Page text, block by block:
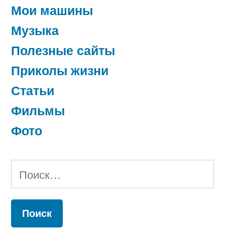
Мои машины
Музыка
Полезные сайты
Приколы жизни
Статьи
Фильмы
Фото
Найти: